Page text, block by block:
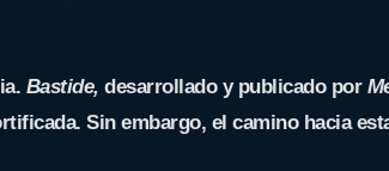
Bastide, desarrollado y publicado por
Sin embargo, el camino hacia